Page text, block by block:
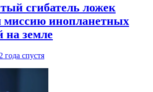
сгибатель ложек
миссию инопланетных
на земле
2 года спустя